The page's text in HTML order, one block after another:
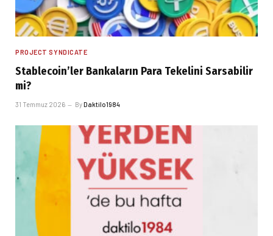
PROJECT SYNDICATE
Stablecoin’ler Bankaların Para Tekelini Sarsabilir
mi?
31 Temmuz 2026 ByDaktilo1984